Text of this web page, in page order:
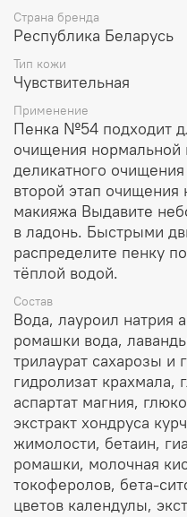
Страна бренда
Республика Беларусь
Тип кожи
Чувствительная
Применение
Пенка №54 подходит
очищения нормальной
деликатного
второй этап очищения
макияжа Выдавите
в ладонь. Быстрыми
распределите пенку
тёплой водой.
Состав
Вода, лауроил натрия
ромашки вода,
трилаурат сахарозы и
гидролизат крахмала,
аспартат магния,
экстракт хондруса
жимолости, бетаин,
ромашки, молочная
токоферолов, бета-
цветов календулы,